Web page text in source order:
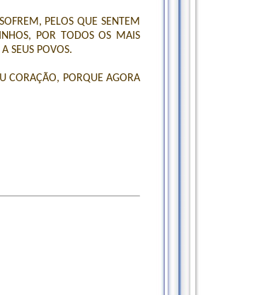
PELOS QUE SENTEM
POR TODOS OS MAIS
SEUS POVOS.
CORAÇÃO, PORQUE AGORA